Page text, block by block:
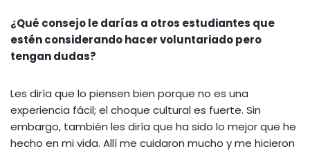
¿Qué consejo le darías a otros estudiantes que
estén considerando hacer voluntariado pero
tengan dudas?
Les diría que lo piensen bien porque no es una
experiencia fácil; el choque cultural es fuerte. Sin
embargo, también les diría que ha sido lo mejor que he
hecho en mi vida. Allí me cuidaron mucho y me hicieron